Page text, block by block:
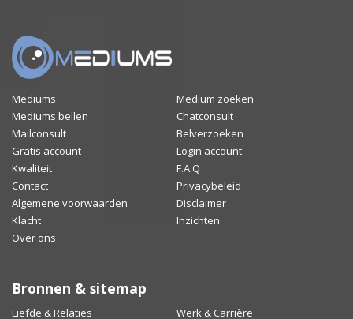
Mediums
Medium zoeken
Mediums bellen
Chatconsult
Mailconsult
Belverzoeken
Gratis account
Login account
Kwaliteit
F.A.Q
Contact
Privacybeleid
Algemene voorwaarden
Disclaimer
Klacht
Inzichten
Over ons
Bronnen & sitemap
Liefde & Relaties Werk & Carrière